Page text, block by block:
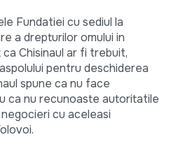
Fundatiei cu sediul la
a drepturilor omului in
Chisinaul ar fi trebuit,
pentru deschiderea
spune ca nu face
ca nu recunoaste autoritatile
cu aceleasi